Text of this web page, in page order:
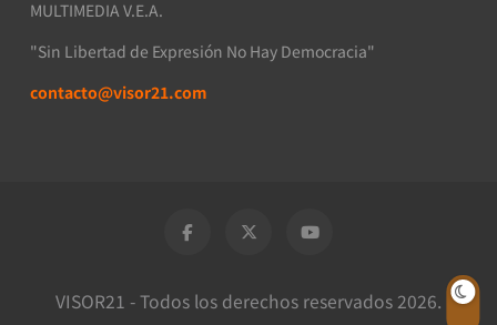
MULTIMEDIA V.E.A.
"Sin Libertad de Expresión No Hay Democracia"
contacto@visor21.com
VISOR21 - Todos los derechos reservados 2026.